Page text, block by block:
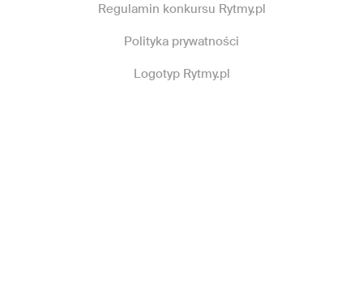
Regulamin konkursu Rytmy.pl
Polityka prywatności
Logotyp Rytmy.pl